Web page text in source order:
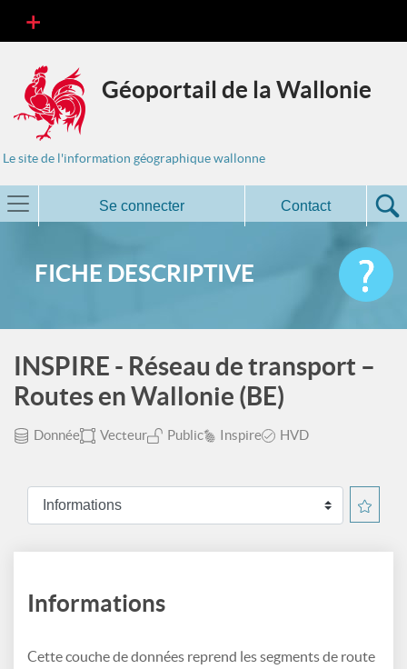
Géoportail de la Wallonie
Le site de l'information géographique wallonne
Se connecter Contact
FICHE DESCRIPTIVE
INSPIRE - Réseau de transport –
Routes en Wallonie (BE)
Donnée Vecteur Public Inspire HVD
Informations
Cette couche de données reprend les segments de route